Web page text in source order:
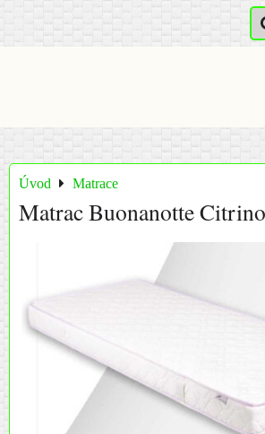
Úvod Matrace
Matrac Buonanotte